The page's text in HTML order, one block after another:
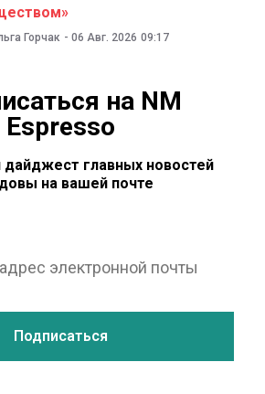
Горчак - 06 Авг. 2026 09:17
на NM
Espresso
главных новостей
на вашей почте